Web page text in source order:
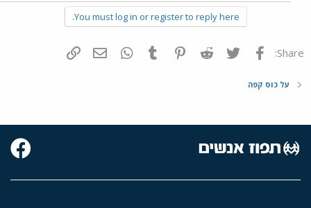
You must log in or register to reply here.
Share: פייסבוק Twitter
Reddit
Pinterest
Tumblr
WhatsAppדואר אלקטרוני
על כוס קפה